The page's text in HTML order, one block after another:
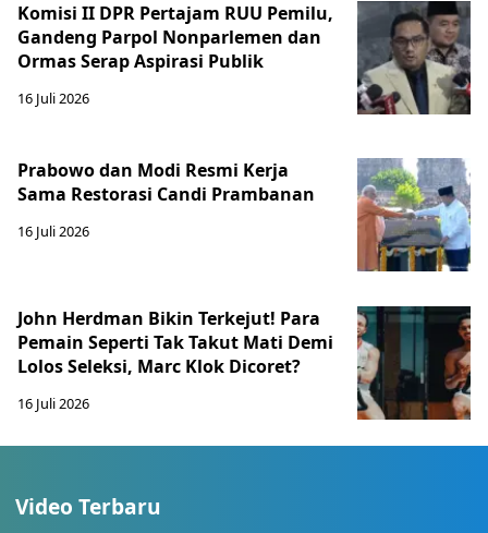
Komisi II DPR Pertajam RUU Pemilu,
Gandeng Parpol Nonparlemen dan
Ormas Serap Aspirasi Publik
16 Juli 2026
Prabowo dan Modi Resmi Kerja
Sama Restorasi Candi Prambanan
16 Juli 2026
John Herdman Bikin Terkejut! Para
Pemain Seperti Tak Takut Mati Demi
Lolos Seleksi, Marc Klok Dicoret?
16 Juli 2026
Video Terbaru